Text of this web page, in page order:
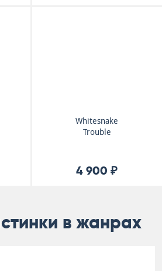
Whitesnake
Trouble
4 900 ₽
в жанрах